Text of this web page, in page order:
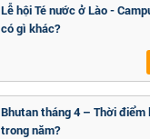
Lễ hội Té nước ở Lào -
có gì khác?
Bhutan tháng 4 – Thời
trong năm?